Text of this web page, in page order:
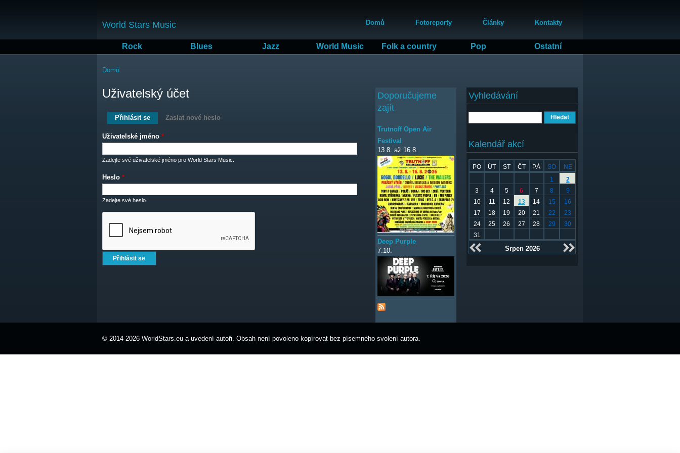
obsahu
World Stars Music Domů Fotoreporty Články Kontakty
Rock Blues Jazz World Music Folk a country Pop Ostatní
Jste zde
Domů
Uživatelský účet
Hlavní záložky
Přihlásit se (aktivní záložka)
Zaslat nové heslo
Uživatelské jméno *
Zadejte své uživatelské jméno pro World Stars Music.
Heslo *
Zadejte své heslo.
Vyhledávání
Kalendář akcí
PO ÚT ST ČT PÁ SO
NE
1
2
3
4 5 6 7 8
9
10
11 12 13 14 15
16
17
18 19 20 21 22
23
24
25 26 27 28 29
30
31
Srpen 2026
Doporučujeme
zajít
Trutnoff Open Air
Festival
13.8. až 16.8.
Deep Purple
7.10.
© 2014-2026 WorldStars.eu a uvedení autoři. Obsah není povoleno kopírovat bez písemného svolení autora.